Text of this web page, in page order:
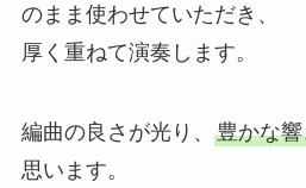
のまま使わせていただき、
厚く重ねて演奏します。
編曲の良さが光り、 豊かな
思います。